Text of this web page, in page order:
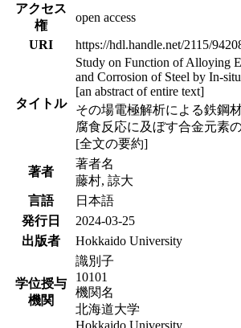
アクセス
権
open access
URI
https://hdl.handle.net/2115/
タイトル
Study on Function of Alloying
and Corrosion of Steel by In-
[an abstract of entire text]
その場電極解析による鉄鋼
腐食反応に及ぼす合金元素
[全文の要約]
著者
著者名
藤村, 諒大
言語
日本語
発行日
2024-03-25
出版者
Hokkaido University
学位授与
機関
識別子
10101
機関名
北海道大学
Hokkaido University